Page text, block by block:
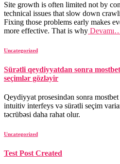
Site growth is often limited not by
technical issues that slow down
Fixing those problems early makes
more effective. That is why
Uncategorized
Sürətli qeydiyyatdan sonra
seçimlər gözləyir
Qeydiyyat prosesindən sonra
intuitiv interfeys və sürətli seçim
təcrübəsi daha rahat olur.
Uncategorized
Test Post Created